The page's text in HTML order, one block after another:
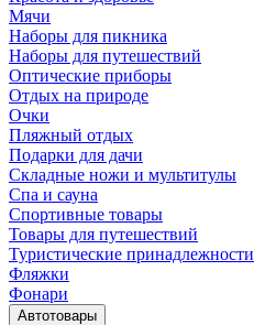
Мячи
Наборы для пикника
Наборы для путешествий
Оптические приборы
Отдых на природе
Очки
Пляжный отдых
Подарки для дачи
Складные ножи и мультитулы
Спа и сауна
Спортивные товары
Товары для путешествий
Туристические принадлежности
Фляжки
Фонари
Автотовары